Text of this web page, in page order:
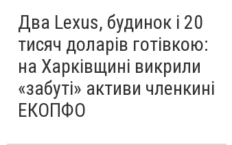
Два Lexus, будинок і 20
тисяч доларів готівкою:
на Харківщині викрили
«забуті» активи членкині
ЕКОПФО